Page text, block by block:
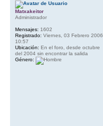
Matxakeitor
Administrador
Mensajes: 1602
Registrado: Viernes, 03 Febrero 2006,
10:57
Ubicación: En el foro, desde octubre
del 2004 sin encontrar la salida
Género: